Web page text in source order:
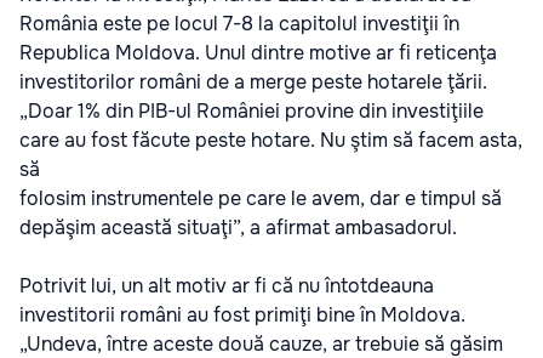
România este pe locul 7-8 la capitolul investiţii în
Republica Moldova. Unul dintre motive ar fi reticenţa
investitorilor români de a merge peste hotarele ţării.
„Doar 1% din PIB-ul României provine din investiţiile
care au fost făcute peste hotare. Nu ştim să facem asta,
să
folosim instrumentele pe care le avem, dar e timpul să
depăşim această situaţi”, a afirmat ambasadorul.
Potrivit lui, un alt motiv ar fi că nu întotdeauna
investitorii români au fost primiţi bine în Moldova.
„Undeva, între aceste două cauze, ar trebuie să găsim